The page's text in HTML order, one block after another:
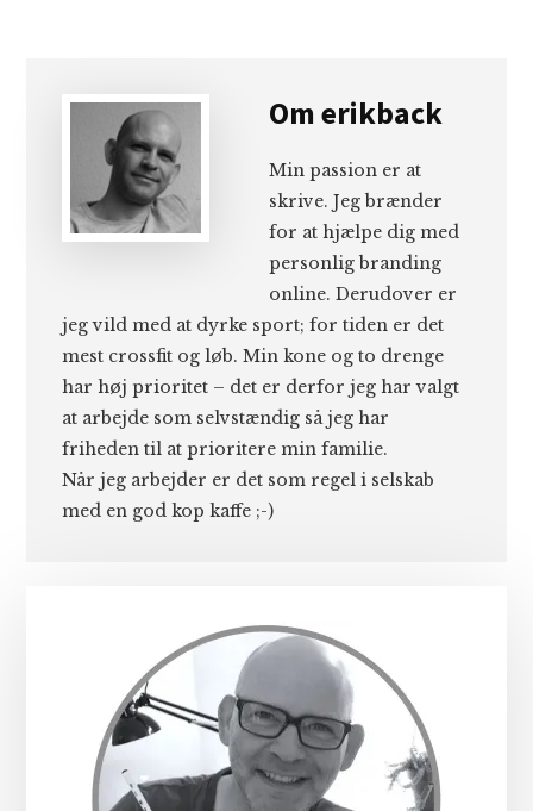
Omerikback
Min passion er at
skrive. Jeg brænder
for at hjælpe dig med
personlig branding
online. Derudover er
jeg vild med at dyrke sport; for tiden er det
mest crossfit og løb. Min kone og to drenge
har høj prioritet – det er derfor jeg har valgt
at arbejde som selvstændig så jeg har
friheden til at prioritere min familie.
Når jeg arbejder er det som regel i selskab
med en god kop kaffe ;-)